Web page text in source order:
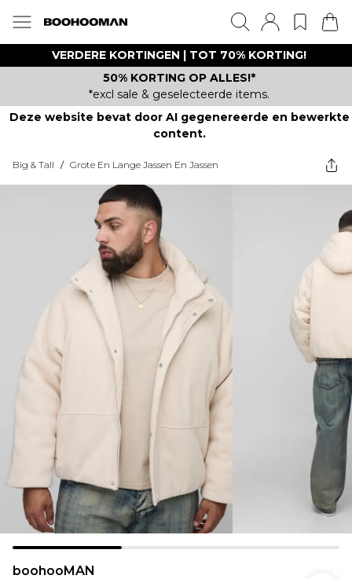
VERDERE KORTINGEN | TOT 70% KORTING!
50% KORTING OP ALLES!*
*excl sale & geselecteerde items.
Deze website bevat door AI gegenereerde en bewerkte
content.
Big & Tall / Grote En Lange Jassen En Jassen
boohooMAN